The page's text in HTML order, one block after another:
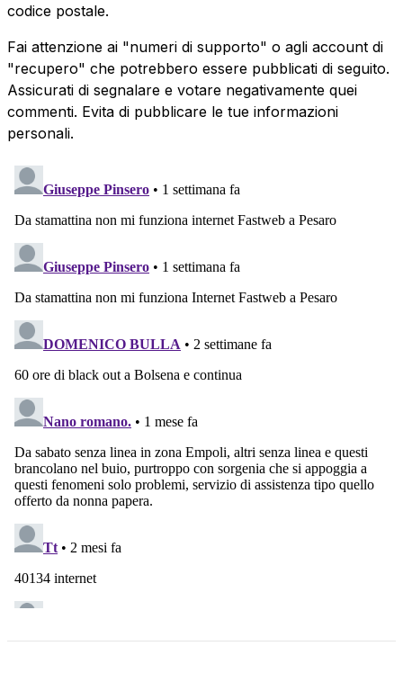
codice postale.
Fai attenzione ai "numeri di supporto" o agli account di
"recupero" che potrebbero essere pubblicati di seguito.
Assicurati di segnalare e votare negativamente quei
commenti. Evita di pubblicare le tue informazioni
personali.